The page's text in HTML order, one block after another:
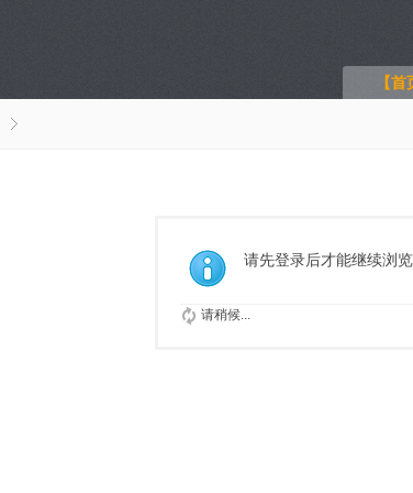
【首
请先登录后才能继续浏览
请稍候...